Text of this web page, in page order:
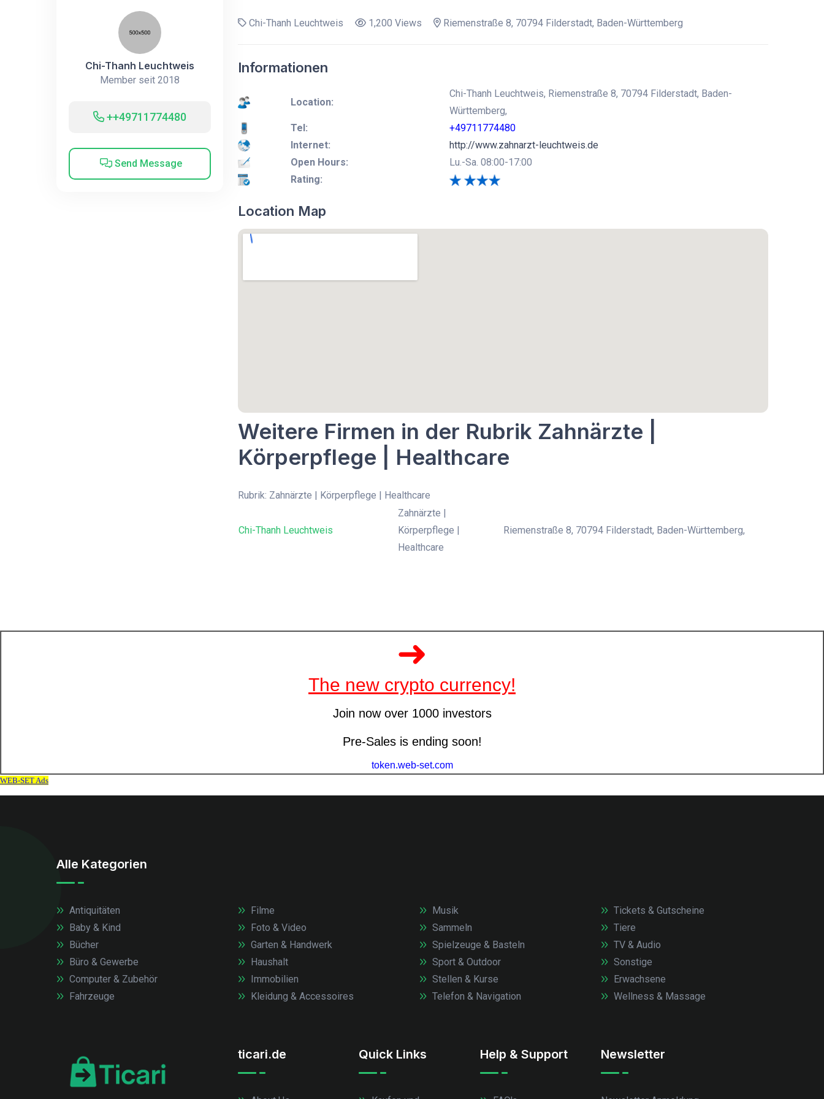
Chi-Thanh Leuchtweis
Member seit 2018
++49711774480
Send Message
Chi-Thanh Leuchtweis 1,200 Views Riemenstraße 8, 70794 Filderstadt, Baden-Württemberg
Informationen
Location:
Chi-Thanh Leuchtweis, Riemenstraße 8, 70794 Filderstadt, Baden-
Württemberg,
Tel:
+49711774480
Internet:
http://www.zahnarzt-leuchtweis.de
Open Hours:
Lu.-Sa. 08:00-17:00
Rating:
Location Map
Weitere Firmen in der Rubrik Zahnärzte |
Körperpflege | Healthcare
Rubrik: Zahnärzte | Körperpflege | Healthcare
Chi-Thanh Leuchtweis
Zahnärzte |
Körperpflege |
Healthcare
Riemenstraße 8, 70794 Filderstadt, Baden-Württemberg,
Alle Kategorien
Antiquitäten
Baby & Kind
Bücher
Büro & Gewerbe
Computer & Zubehör
Fahrzeuge
Filme
Foto & Video
Garten & Handwerk
Haushalt
Immobilien
Kleidung & Accessoires
Musik
Sammeln
Spielzeuge & Basteln
Sport & Outdoor
Stellen & Kurse
Telefon & Navigation
Tickets & Gutscheine
Tiere
TV & Audio
Sonstige
Erwachsene
Wellness & Massage
ticari.de Quick Links Help & Support Newsletter